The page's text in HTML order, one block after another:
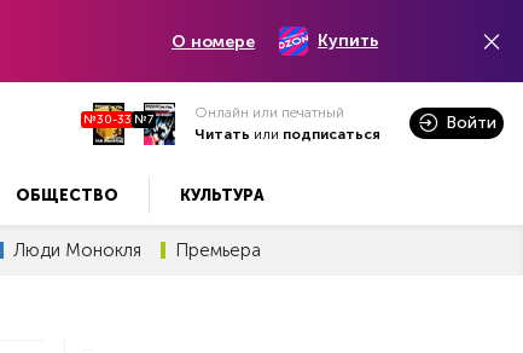
О номере Купить
№30-33 №7
Онлайн или печатный
Читать или подписаться
Войти
ОБЩЕСТВО КУЛЬТУРА
Люди Монокля Премьера